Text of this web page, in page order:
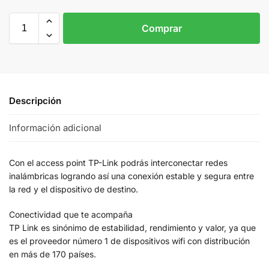
Comprar
Descripción
Información adicional
Con el access point TP-Link podrás interconectar redes
inalámbricas logrando así una conexión estable y segura entre
la red y el dispositivo de destino.
Conectividad que te acompaña
TP Link es sinónimo de estabilidad, rendimiento y valor, ya que
es el proveedor número 1 de dispositivos wifi con distribución
en más de 170 países.